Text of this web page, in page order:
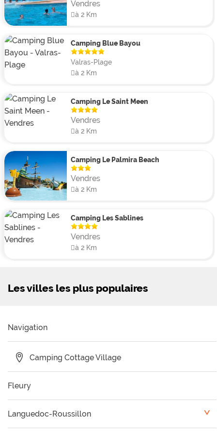
Vendres
à 2 Km
Camping Blue Bayou
Valras-Plage
à 2 Km
Camping Le Saint Meen
Vendres
à 2 Km
Camping Le Palmira Beach
Vendres
à 2 Km
Camping Les Sablines
Vendres
à 2 Km
Les villes les plus populaires
Navigation
Camping Cottage Village
Fleury
Languedoc-Roussillon <